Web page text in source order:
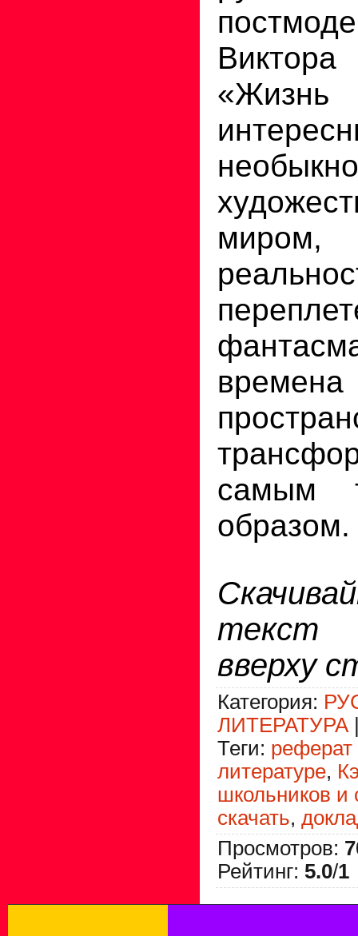
«Жизнь
самым
образом.
текст
вверху
Категория:
ЛИТЕРАТУРА
Теги: реферат
литературе,
школьников и
скачать,
Просмотров:
Рейтинг: 5.0/1